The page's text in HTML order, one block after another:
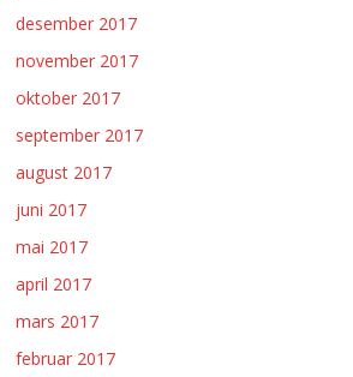
desember 2017
november 2017
oktober 2017
september 2017
august 2017
juni 2017
mai 2017
april 2017
mars 2017
februar 2017